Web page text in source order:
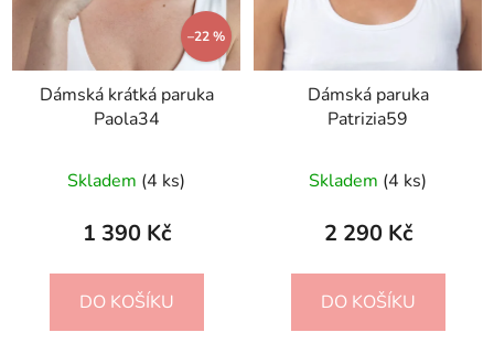
–22 %
Dámská krátká paruka
Paola34
Skladem (4 ks)
1 390 Kč
DO KOŠÍKU
Dámská paruka
Patrizia59
Skladem (4 ks)
2 290 Kč
DO KOŠÍKU